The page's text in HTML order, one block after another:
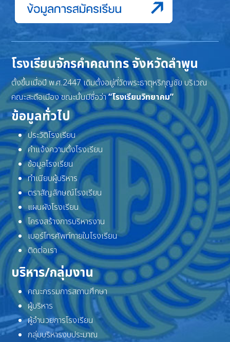
โรงเรียนจักรคำคณาทร จังหวัดลำพูน
ตั้งขึ้นเมื่อปี พ.ศ.2447 เดิมตั้งอยู่ที่วัดพระธาตุหริภุญชัย บริเวณ
คณะสะดือเมือง ขณะนั้นมีชื่อว่า“โรงเรียนวิทยาคม”
ข้อมูลทั่วไป
ประวัติโรงเรียน
คำแจ้งความตั้งโรงเรียน
ข้อมูลโรงเรียน
ทำเนียบผู้บริหาร
ตราสัญลักษณ์โรงเรียน
แผนผังโรงเรียน
โครงสร้างการบริหารงาน
เบอร์โทรศัพท์ภายในโรงเรียน
ติดต่อเรา
บริหาร/กลุ่มงาน
คณะกรรมการสถานศึกษา
ผู้บริหาร
ผู้อำนวยการโรงเรียน
กลุ่มบริหารงบประมาณ